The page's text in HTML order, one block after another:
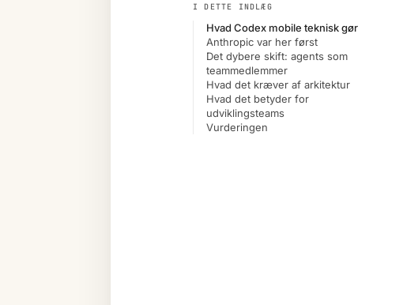
I DETTE INDLÆG
Hvad Codex mobile teknisk gør
Anthropic var her først
Det dybere skift: agents som
teammedlemmer
Hvad det kræver af arkitektur
Hvad det betyder for
udviklingsteams
Vurderingen